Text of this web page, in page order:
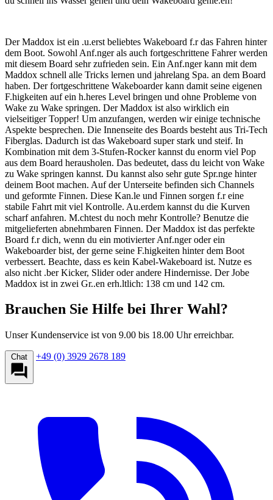
Der Maddox ist ein .u.erst beliebtes Wakeboard f.r das Fahren hinter
dem Boot. Sowohl Anf.nger als auch fortgeschrittene Fahrer werden
mit diesem Board sehr zufrieden sein. Ein Anf.nger kann mit dem
Maddox schnell alle Tricks lernen und jahrelang Spa. an dem Board
haben. Der fortgeschrittene Wakeboarder kann damit seine eigenen
F.higkeiten auf ein h.heres Level bringen und ohne Probleme von
Wake zu Wake springen. Der Maddox ist also wirklich ein
vielseitiger Topper! Um anzufangen, werden wir einige technische
Aspekte besprechen. Die Innenseite des Boards besteht aus Tri-Tech
Fiberglas. Dadurch ist das Wakeboard super stark und steif. In
Kombination mit dem 3-Stufen-Rocker kannst du enorm viel Pop
aus dem Board herausholen. Das bedeutet, dass du leicht von Wake
zu Wake springen kannst. Du kannst also sehr gute Spr.nge hinter
deinem Boot machen. Auf der Unterseite befinden sich Channels
und geformte Finnen. Diese Kan.le und Finnen sorgen f.r eine
stabile Fahrt mit viel Kontrolle. Au.erdem kannst du die Kurven
scharf anfahren. M.chtest du noch mehr Kontrolle? Benutze die
mitgelieferten abnehmbaren Finnen. Der Maddox ist das perfekte
Board f.r dich, wenn du ein motivierter Anf.nger oder ein
Wakeboarder bist, der gerne seine F.higkeiten hinter dem Boot
verbessert. Beachte, dass es kein Kabel-Wakeboard ist. Nutze es
also nicht .ber Kicker, Slider oder andere Hindernisse. Der Jobe
Maddox ist in zwei Gr..en erh.ltlich: 138 cm und 142 cm.
Brauchen Sie Hilfe bei Ihrer Wahl?
Unser Kundenservice ist von 9.00 bis 18.00 Uhr erreichbar.
Chat +49 (0) 3929 2678 189